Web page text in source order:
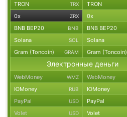
TRON TRX TRON
0x ZRX 0x
BNB BEP20 BNB BNB BEP20
Solana SOL Solana
Gram (Toncoin) GRAM Gram (Toncoin)
Электронные деньги
WebMoney WMZ WebMoney
ЮMoney RUB ЮMoney
PayPal USD PayPal
Volet USD Volet